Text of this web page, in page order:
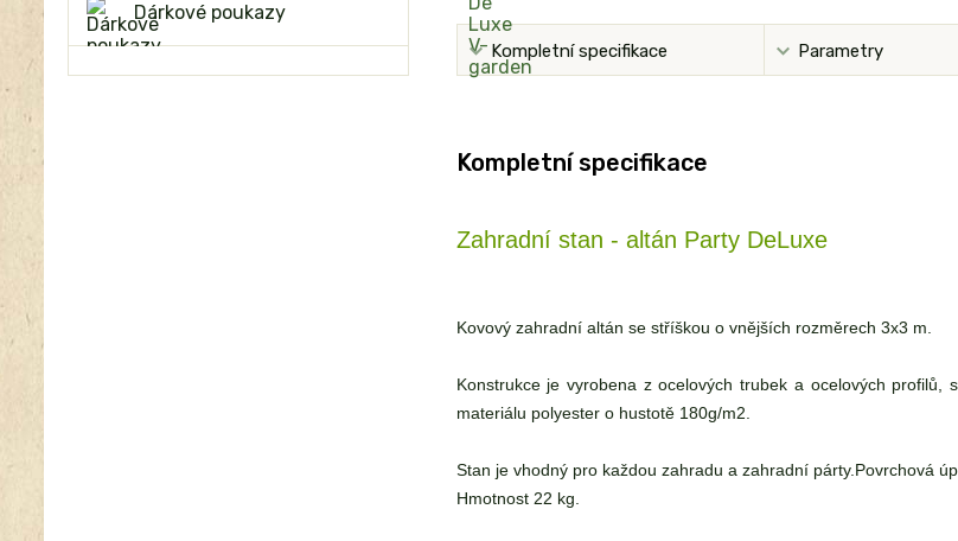
Dárkové poukazy
Kompletní specifikace Parametry
Kompletní specifikace
Zahradní stan - altán Party DeLuxe
Kovový zahradní altán se stříškou o vnějších rozměrech 3x3 m.
Konstrukce je vyrobena z ocelových trubek a ocelových
materiálu polyester o hustotě 180g/m2.
Stan je vhodný pro každou zahradu a zahradní párty.Povrchová
Hmotnost 22 kg.